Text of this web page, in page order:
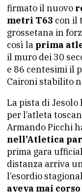
firmato il nuovo
metri T63 con il
grossetana in
così la prima
il muro dei 30
e 86 centesimi il
Caironi stabilito
La pista di
per l’atleta
Armando Picchi
nell’Atletica
prima gara
distanza arriva
l’esordio
aveva mai corso